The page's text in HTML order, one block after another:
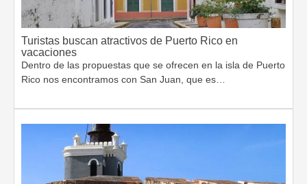
Turistas buscan atractivos de Puerto Rico en
vacaciones
Dentro de las propuestas que se ofrecen en la isla de Puerto
Rico nos encontramos con San Juan, que es…